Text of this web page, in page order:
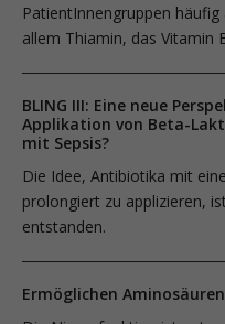
PatientInnengruppen
allem Thiamin, das Vitamin
BLING III: Eine neue
Applikation von Beta-
mit Sepsis?
Die Idee, Antibiotika mit
prolongiert zu applizieren,
entstanden.
Ermöglichen